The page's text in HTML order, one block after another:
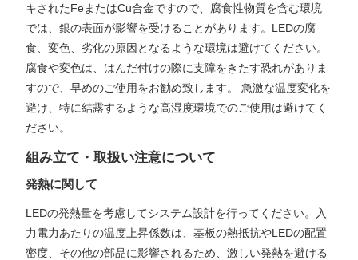
キされたFeまたはCu合金ですので、腐食性物質を含む環境
では、銀の表面が影響を受けることがあります。LEDの腐
食、変色、劣化の原因となるような環境は避けてください。
腐食や変色は、はんだ付けの際に支障をきたす恐れがありま
すので、早めのご使用をお勧め致します。 急激な温度変化を
避け、特に結露するような高湿度環境でのご使用は避けてく
ださい。
組み立て・取扱い注意について
発熱に関して
LEDの発熱量を考慮してシステム設計を行ってください。入
力電力あたりの温度上昇係数は、基板の熱抵抗やLEDの配置
密度、その他の部品に影響されるため、激しい発熱を避ける